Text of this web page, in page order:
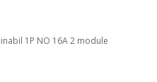
1P NO 16A 2 module